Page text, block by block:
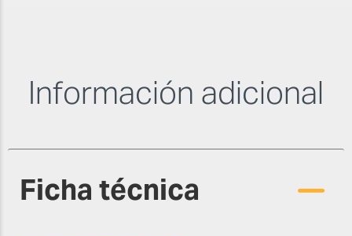
Información adicional
Ficha técnica